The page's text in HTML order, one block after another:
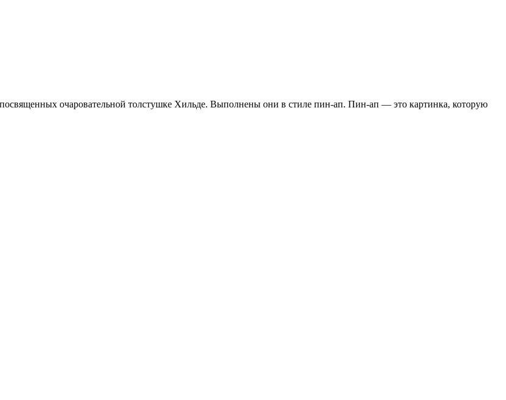
очаровательной толстушке Хильде. Выполнены они в стиле пин-ап. Пин-ап — это картинка, которую